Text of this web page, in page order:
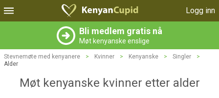
Logg inn
Bli medlem gratis nå
Møt kenyanske enslige
Stevnemøte med kenyanere > Kvinner > Kenyanske > Singler
>
Alder
Møt kenyanske kvinner etter alder